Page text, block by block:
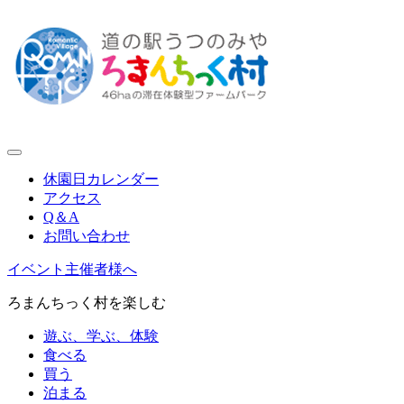
休園日カレンダー
アクセス
Q＆A
お問い合わせ
イベント主催者様へ
ろまんちっく村を楽しむ
遊ぶ、学ぶ、体験
食べる
買う
泊まる